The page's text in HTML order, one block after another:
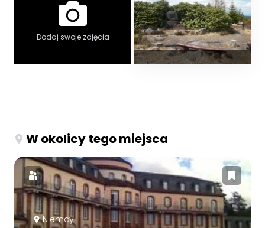
Dodaj swoje zdjęcia
W okolicy tego miejsca
Niemcy